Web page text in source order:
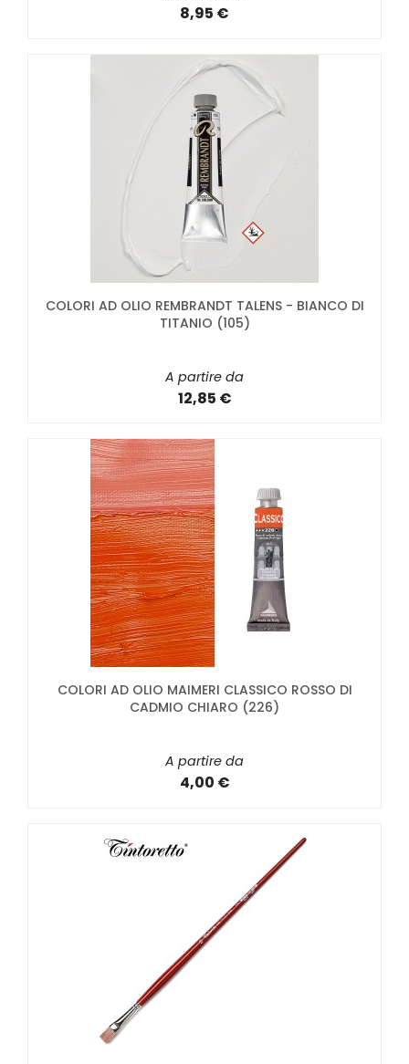
8,95 €
COLORI AD OLIO REMBRANDT TALENS - BIANCO DI
TITANIO (105)
A partire da
12,85 €
COLORI AD OLIO MAIMERI CLASSICO ROSSO DI
CADMIO CHIARO (226)
A partire da
4,00 €